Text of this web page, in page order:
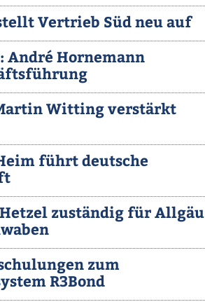
Vertrieb Süd neu auf
André Hornemann
Witting verstärkt
führt deutsche
zuständig für Allgäu
zum
R3Bond